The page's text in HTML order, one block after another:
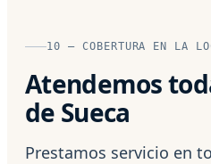
10 — COBERTURA EN LA
Atendemos
de Sueca
Prestamos servicio en